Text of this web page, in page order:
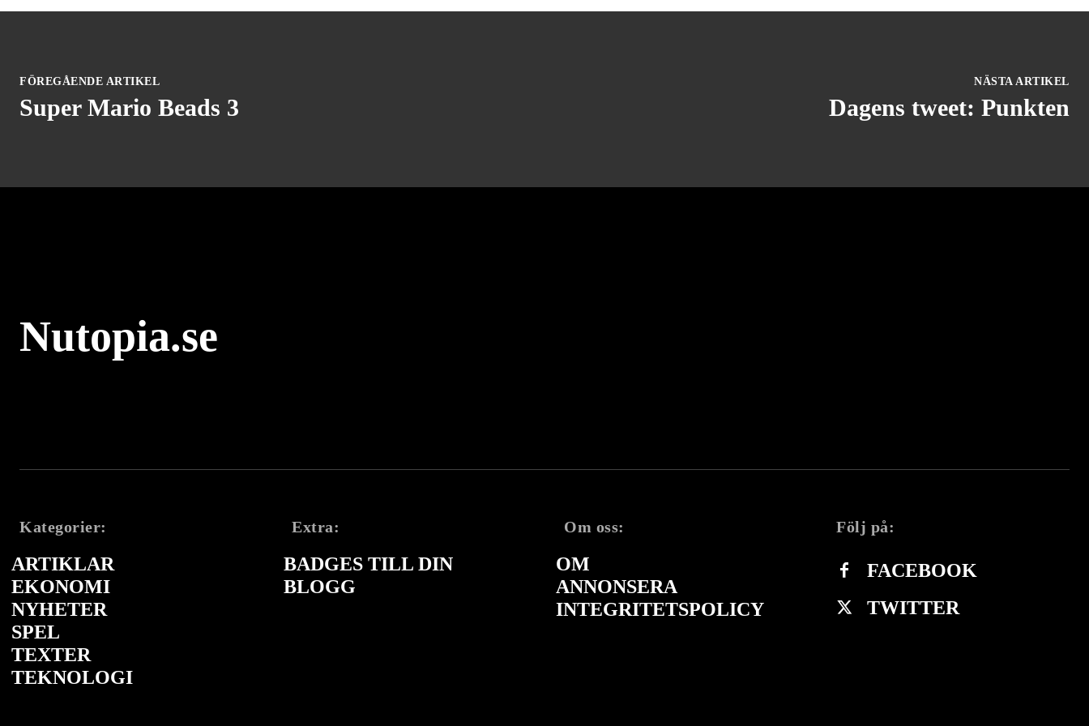
FÖREGÅENDE ARTIKEL
Super Mario Beads 3
NÄSTA ARTIKEL
Dagens tweet: Punkten
Nutopia.se
Kategorier:
ARTIKLAR
EKONOMI
NYHETER
SPEL
TEXTER
TEKNOLOGI
Extra:
BADGES TILL DIN
BLOGG
Om oss:
OM
ANNONSERA
INTEGRITETSPOLICY
Följ på:
FACEBOOK
TWITTER